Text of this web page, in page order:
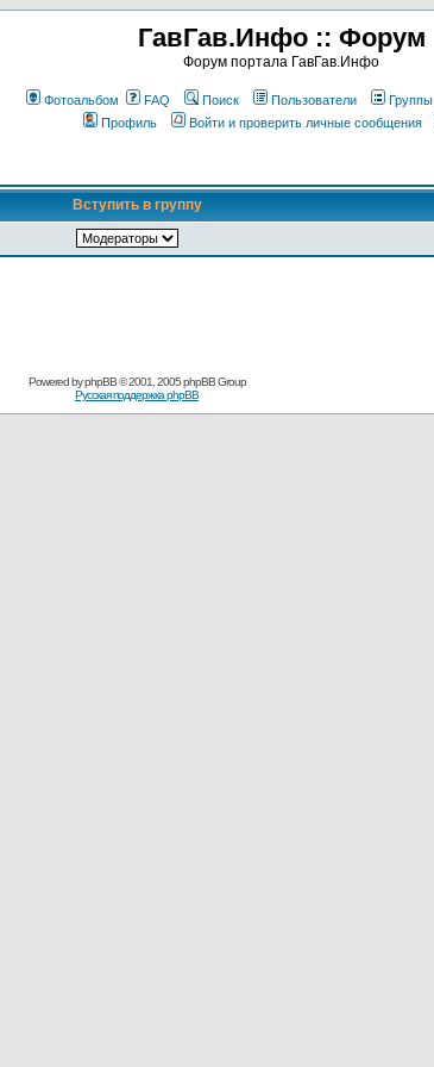
ГавГав.Инфо :: Форум
Форум портала ГавГав.Инфо
Фотоальбом FAQ Поиск Пользователи Группы
Профиль
Войти и проверить личные сообщения
Вступить в группу
Powered byphpBB© 2001, 2005 phpBB Group
Русская поддержка phpBB